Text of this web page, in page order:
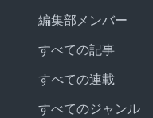
編集部メンバー
すべての記事
すべての連載
すべてのジャンル